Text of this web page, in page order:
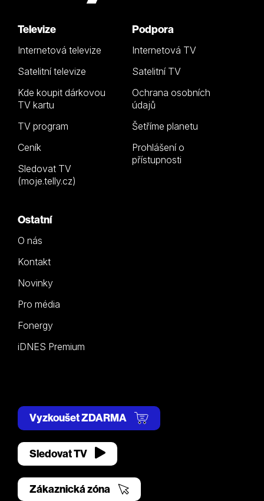
Televize
Internetová televize
Satelitní televize
Kde koupit dárkovou
TV kartu
TV program
Ceník
Sledovat TV
(moje.telly.cz)
Podpora
Internetová TV
Satelitní TV
Ochrana osobních
údajů
Šetříme planetu
Prohlášení o
přístupnosti
Ostatní
O nás
Kontakt
Novinky
Pro média
Fonergy
iDNES Premium
Vyzkoušet ZDARMA
Sledovat TV
Zákaznická zóna